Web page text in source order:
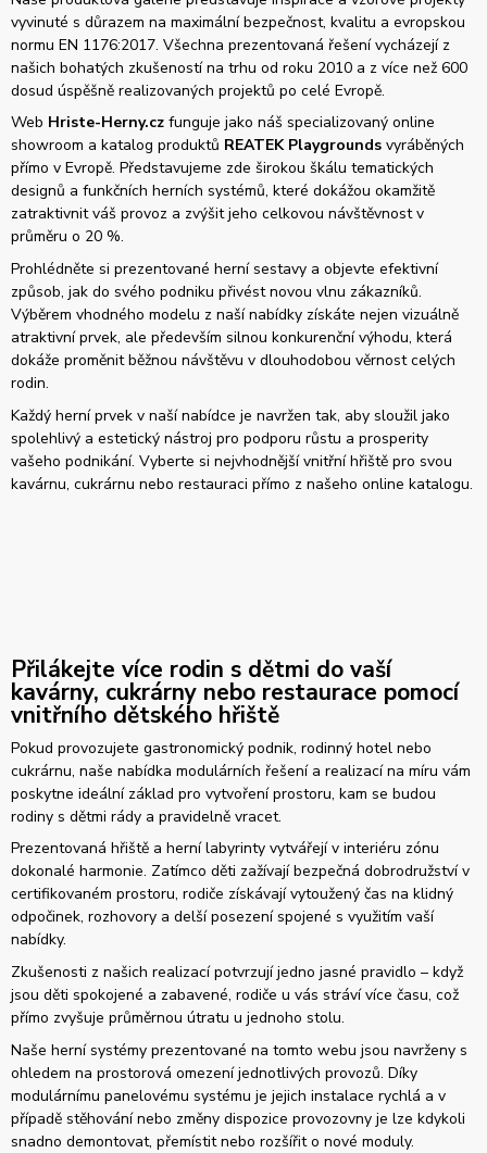
vyvinuté s důrazem na maximální bezpečnost, kvalitu a evropskou
normu EN 1176:2017. Všechna prezentovaná řešení vycházejí z
našich bohatých zkušeností na trhu od roku 2010 a z více než 600
dosud úspěšně realizovaných projektů po celé Evropě.
Web Hriste-Herny.cz funguje jako náš specializovaný online
showroom a katalog produktů REATEK Playgrounds vyráběných
přímo v Evropě. Představujeme zde širokou škálu tematických
designů a funkčních herních systémů, které dokážou okamžitě
zatraktivnit váš provoz a zvýšit jeho celkovou návštěvnost v
průměru o 20 %.
Prohlédněte si prezentované herní sestavy a objevte efektivní
způsob, jak do svého podniku přivést novou vlnu zákazníků.
Výběrem vhodného modelu z naší nabídky získáte nejen vizuálně
atraktivní prvek, ale především silnou konkurenční výhodu, která
dokáže proměnit běžnou návštěvu v dlouhodobou věrnost celých
rodin.
Každý herní prvek v naší nabídce je navržen tak, aby sloužil jako
spolehlivý a estetický nástroj pro podporu růstu a prosperity
vašeho podnikání. Vyberte si nejvhodnější vnitřní hřiště pro svou
kavárnu, cukrárnu nebo restauraci přímo z našeho online katalogu.
Přilákejte více rodin s dětmi do vaší
kavárny, cukrárny nebo restaurace pomocí
vnitřního dětského hřiště
Pokud provozujete gastronomický podnik, rodinný hotel nebo
cukrárnu, naše nabídka modulárních řešení a realizací na míru vám
poskytne ideální základ pro vytvoření prostoru, kam se budou
rodiny s dětmi rády a pravidelně vracet.
Prezentovaná hřiště a herní labyrinty vytvářejí v interiéru zónu
dokonalé harmonie. Zatímco děti zažívají bezpečná dobrodružství v
certifikovaném prostoru, rodiče získávají vytoužený čas na klidný
odpočinek, rozhovory a delší posezení spojené s využitím vaší
nabídky.
Zkušenosti z našich realizací potvrzují jedno jasné pravidlo – když
jsou děti spokojené a zabavené, rodiče u vás stráví více času, což
přímo zvyšuje průměrnou útratu u jednoho stolu.
Naše herní systémy prezentované na tomto webu jsou navrženy s
ohledem na prostorová omezení jednotlivých provozů. Díky
modulárnímu panelovému systému je jejich instalace rychlá a v
případě stěhování nebo změny dispozice provozovny je lze kdykoli
snadno demontovat, přemístit nebo rozšířit o nové moduly.